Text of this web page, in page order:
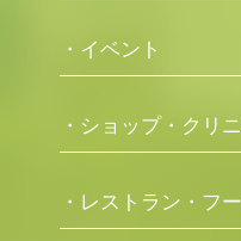
・イベント
・ショップ・クリ
・レストラン・フ